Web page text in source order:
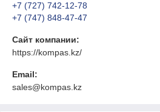
+7 (727) 742-12-78
+7 (747) 848-47-47
Сайт компании:
https://kompas.kz/
Email:
sales@kompas.kz